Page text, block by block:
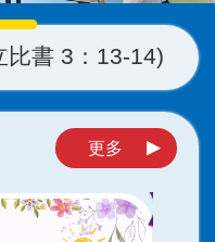
3：13-14)
更多